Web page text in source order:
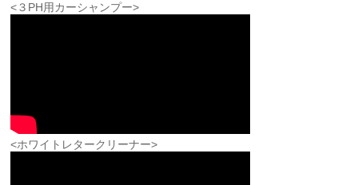
<３PH用カーシャンプー>
<ホワイトレタークリーナー>